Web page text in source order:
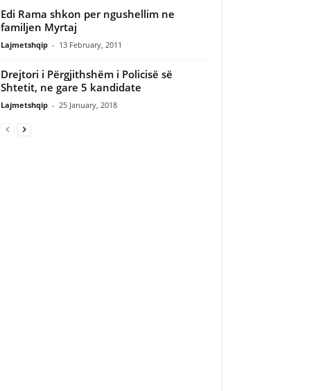
Edi Rama shkon per ngushellim ne
familjen Myrtaj
Lajmetshqip - 13 February, 2011
Drejtori i Përgjithshëm i Policisë së
Shtetit, ne gare 5 kandidate
Lajmetshqip - 25 January, 2018